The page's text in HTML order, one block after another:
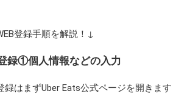
登録手順を解説！↓
録①個人情報などの入力
録はまずUber Eats公式ページを開きます